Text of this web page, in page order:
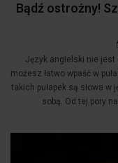
Bądź ostrożny!
Język angielski nie jest
możesz łatwo wpaść w
takich pułapek są słowa
sobą. Od tej pory